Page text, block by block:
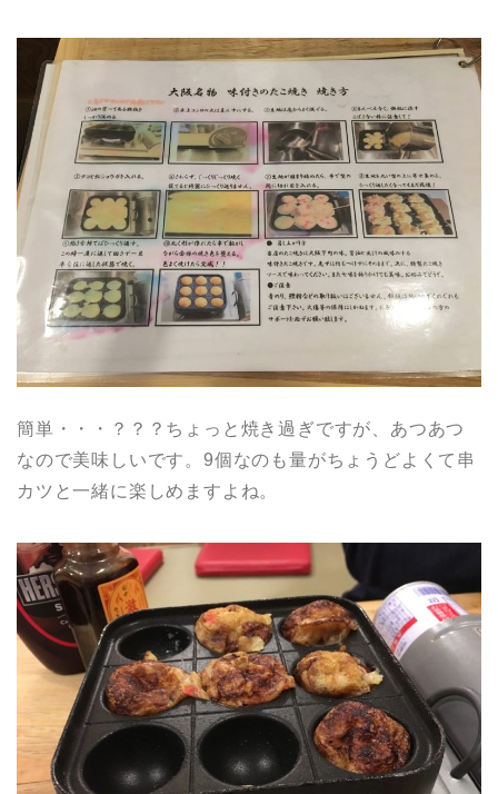
簡単・・・？？？ちょっと焼き過ぎですが、あつあつ
なので美味しいです。9個なのも量がちょうどよくて串
カツと一緒に楽しめますよね。